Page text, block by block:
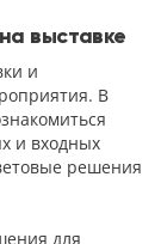
выставке
и
В
и входных
решения
для